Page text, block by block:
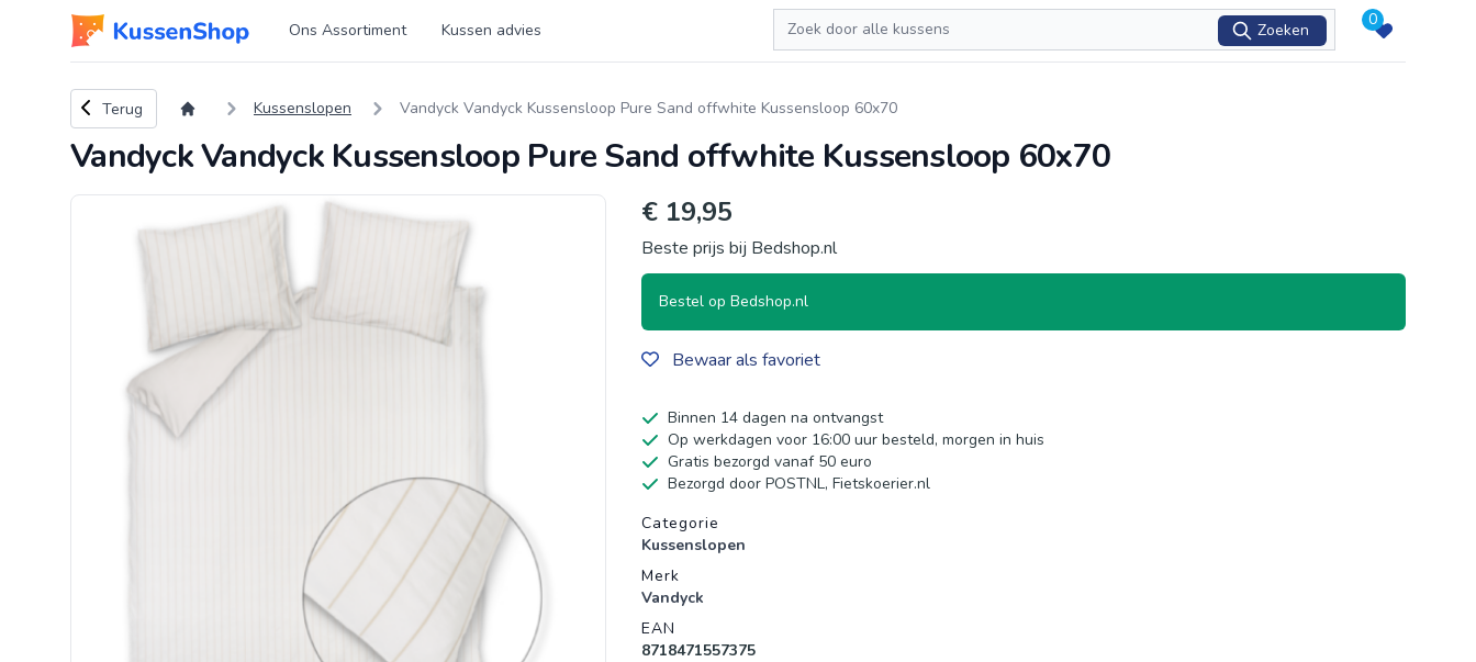
Logo www.kussenshop.nl Ons Assortiment Kussen advies
Zoeken
Zoeken
0
Terug naar overzicht
Terug Kussenslopen Vandyck Vandyck Kussensloop Pure Sand offwhite Kussensloop 60x70
Vandyck Vandyck Kussensloop Pure Sand offwhite Kussensloop 60x70
€ 19,95
Beste prijs bij Bedshop.nl
Bestel op Bedshop.nl
Bewaar als favoriet
Binnen 14 dagen na ontvangst
Op werkdagen voor 16:00 uur besteld, morgen in huis
Gratis bezorgd vanaf 50 euro
Bezorgd door POSTNL, Fietskoerier.nl
Productgegevens
Categorie
Kussenslopen
Merk
Vandyck
EAN
8718471557375